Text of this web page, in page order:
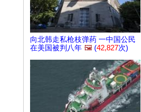
向北韩走私枪枝弹药 一中国公民
在美国被判八年 🖼️ (42,827次)